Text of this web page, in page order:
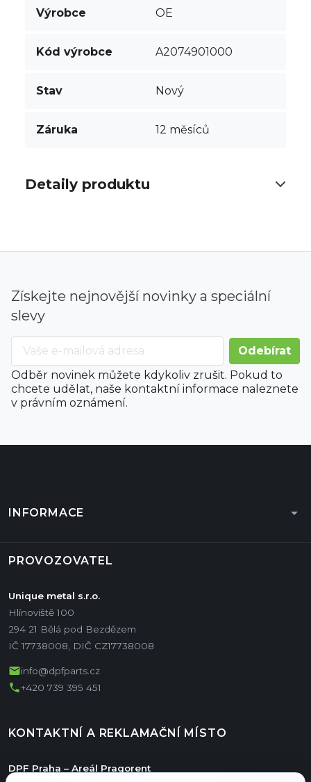
Výrobce OE
Kód výrobce A2074901000
Stav Nový
Záruka 12 měsíců
Detaily produktu
Získejte nejnovější novinky a speciální
slevy
Odběr novinek můžete kdykoliv zrušit. Pokud to
chcete udělat, naše kontaktní informace naleznete
v právním oznámení.
INFORMACE arrow_drop_down
PROVOZOVATEL
Unique metal s.r.o.
Hlínoviště 100
294 21 Bělá pod Bezdězem
IČ 17738008, DIČ CZ17738008
mailinfo@dpfparts.cz
phone+420 739 395 451
KONTAKTNÍ A REKLAMAČNÍ MÍSTO
DPF Praha – Areál Pragorent